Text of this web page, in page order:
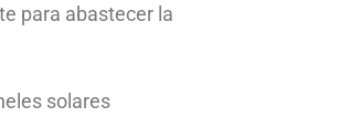
para abastecer la
solares